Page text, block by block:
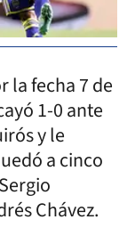
la fecha 7 de
1-0 ante
y le
a cinco
Chávez.